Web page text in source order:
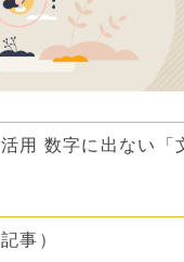
用 数字に出ない
事）